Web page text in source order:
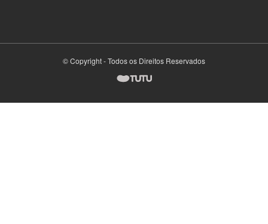
© Copyright - Todos os Direitos Reservados